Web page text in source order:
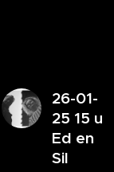
26-01-
25 15 u
Ed en
Sil